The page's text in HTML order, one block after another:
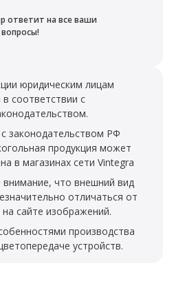
ответит на все ваши
вопросы!
юридическим лицам
соответствии с
законодательством РФ
продукция может
в магазинах сети Vintegra
что внешний вид
отличаться от
сайте изображений.
производства
устройств.